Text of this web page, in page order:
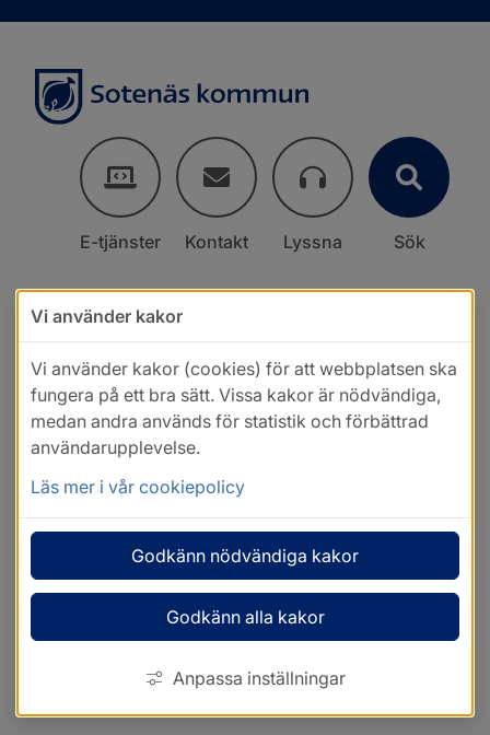
E-tjänster Kontakt Lyssna Sök
Vi använder kakor
Vi använder kakor (cookies) för att webbplatsen ska
fungera på ett bra sätt. Vissa kakor är nödvändiga,
medan andra används för statistik och förbättrad
användarupplevelse.
Läs mer i vår cookiepolicy
Godkänn nödvändiga kakor
Godkänn alla kakor
Anpassa inställningar